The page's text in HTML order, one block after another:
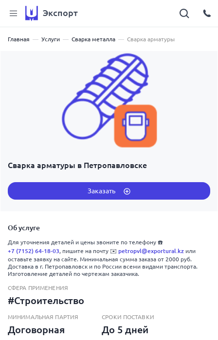
Экспорт
Главная Услуги Сварка металла Сварка арматуры
Сварка арматуры в Петропавловске
Заказать
Об услуге
Для уточнения деталей и цены звоните по телефону ☎️
+7 (7152) 64-18-03, пишите на почту ✉️ petropvl@exportural.kz или
оставьте заявку на сайте. Минимальная сумма заказа от 2000 руб.
Доставка в г. Петропавловск и по России всеми видами транспорта.
Изготовление деталей по чертежам заказчика.
СФЕРА ПРИМЕНЕНИЯ
#Строительство
МИНИМАЛЬНАЯ ПАРТИЯ
Договорная
СРОКИ ПОСТАВКИ
До 5 дней